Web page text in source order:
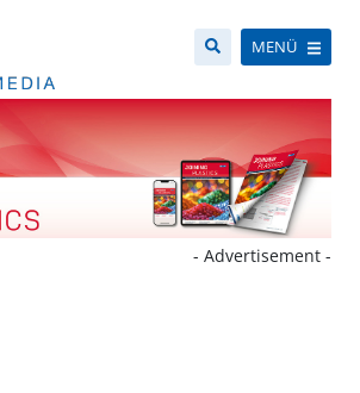
MENÜ
- Advertisement -